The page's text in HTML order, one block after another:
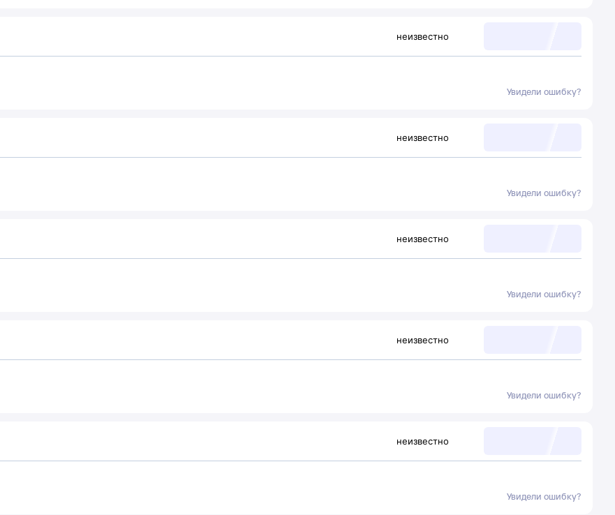
неизвестно
Увидели ошибку?
неизвестно
Увидели ошибку?
неизвестно
Увидели ошибку?
неизвестно
Увидели ошибку?
неизвестно
Увидели ошибку?